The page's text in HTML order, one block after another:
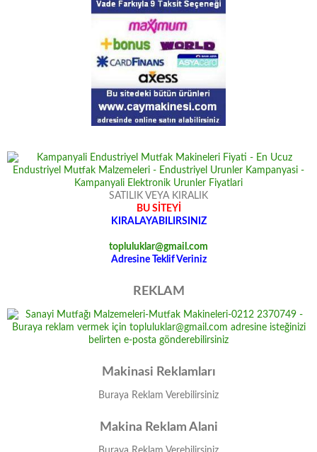
SATILIK VEYA KIRALIK
BU SİTEYİ
KIRALAYABILIRSINIZ
topluluklar@gmail.com
Adresine Teklif Veriniz
REKLAM
Makinasi Reklamları
Buraya Reklam Verebilirsiniz
Makina Reklam Alani